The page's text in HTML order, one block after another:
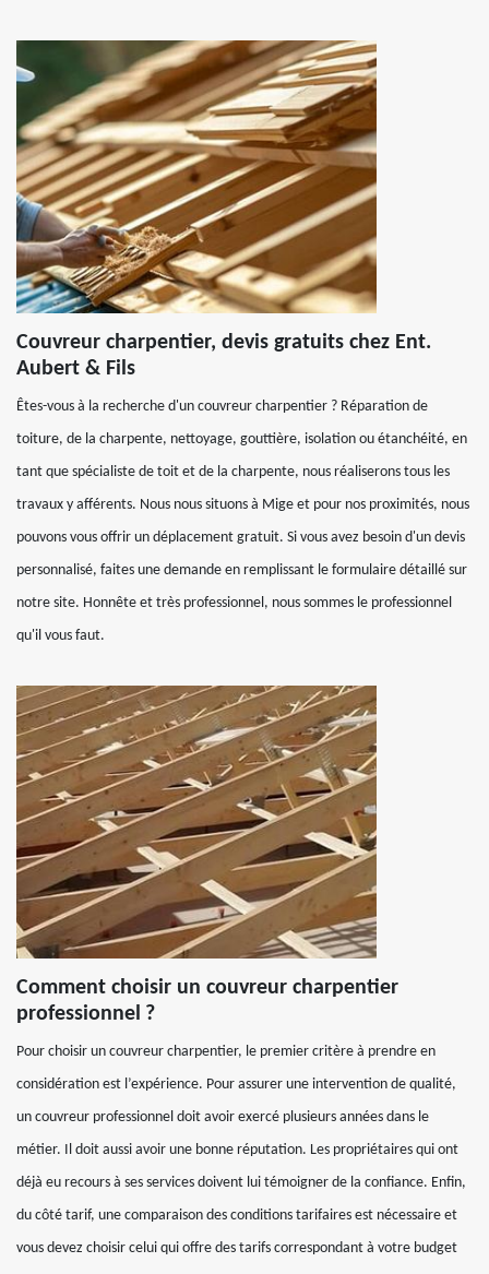
Couvreur charpentier, devis gratuits chez Ent.
Aubert & Fils
Êtes-vous à la recherche d'un couvreur charpentier ? Réparation de
toiture, de la charpente, nettoyage, gouttière, isolation ou étanchéité, en
tant que spécialiste de toit et de la charpente, nous réaliserons tous les
travaux y afférents. Nous nous situons à Mige et pour nos proximités, nous
pouvons vous offrir un déplacement gratuit. Si vous avez besoin d'un devis
personnalisé, faites une demande en remplissant le formulaire détaillé sur
notre site. Honnête et très professionnel, nous sommes le professionnel
qu'il vous faut.
Comment choisir un couvreur charpentier
professionnel ?
Pour choisir un couvreur charpentier, le premier critère à prendre en
considération est l’expérience. Pour assurer une intervention de qualité,
un couvreur professionnel doit avoir exercé plusieurs années dans le
métier. Il doit aussi avoir une bonne réputation. Les propriétaires qui ont
déjà eu recours à ses services doivent lui témoigner de la confiance. Enfin,
du côté tarif, une comparaison des conditions tarifaires est nécessaire et
vous devez choisir celui qui offre des tarifs correspondant à votre budget